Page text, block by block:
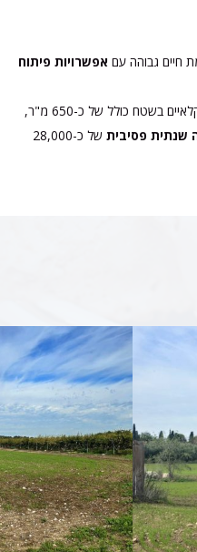
חיים גבוהה עם אפשרויות פיתוח
חזית רחבה של כ-45 מ', בית סבתא משופץ כ-130 מ"ר, מבנים חקלאיים בשטח כולל של כ-650 מ"ר,
שנתית פסיבית
של כ-28,000